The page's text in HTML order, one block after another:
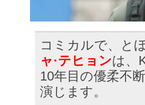
コミカルで、と
ャ·テヒョンは、
10年目の優柔不
演じます。